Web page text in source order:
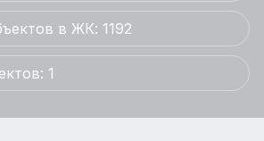
в ЖК: 1192
1